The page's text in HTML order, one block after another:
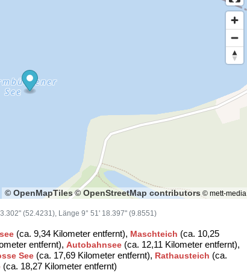
© OpenMapTiles© OpenStreetMap contributors © mett-media
(52.4231), Länge 9° 51' 18.397" (9.8551)
(ca. 9,34 Kilometer entfernt), Maschteich (ca. 10,25
entfernt), Autobahnsee (ca. 12,11 Kilometer entfernt),
See (ca. 17,69 Kilometer entfernt), Rathausteich (ca.
(ca. 18,27 Kilometer entfernt)